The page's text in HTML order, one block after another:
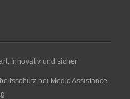
Innovativ und sicher
bei Medic Assistance